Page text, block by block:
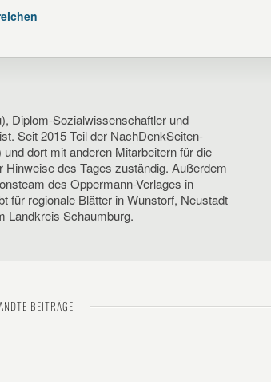
Diplom-Sozialwissenschaftler und
Seit 2015 Teil der NachDenkSeiten-
dort mit anderen Mitarbeitern für die
Hinweise des Tages zuständig. Außerdem
des Oppermann-Verlages in
für regionale Blätter in Wunstorf, Neustadt
Landkreis Schaumburg.
BEITRÄGE